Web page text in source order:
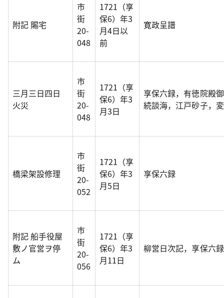
附記 賜宅
市
街
20-
048
1721（享
保6）年3
月4日以
前
寛政呈譜
三月三日四日
火災
市
街
20-
048
1721（享
保6）年3
月3日
享保六録，有徳院殿
続談海，江戸砂子，
橋梁架設修理
市
街
20-
052
1721（享
保6）年3
月5日
享保六録
附記 船手役屋
敷ノ官営ヲ停
ム
市
街
20-
056
1721（享
保6）年3
月11日
柳営日次記，享保六